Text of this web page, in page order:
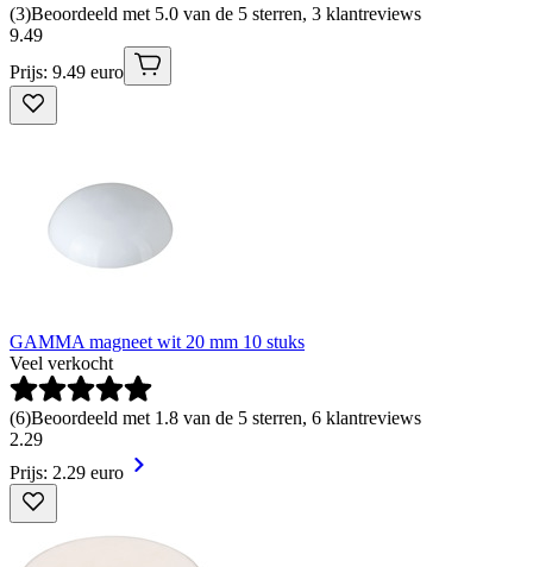
(3)Beoordeeld met 5.0 van de 5 sterren, 3 klantreviews
9.49
Prijs: 9.49 euro
GAMMA magneet wit 20 mm 10 stuks
Veel verkocht
(6)Beoordeeld met 1.8 van de 5 sterren, 6 klantreviews
2.29
Prijs: 2.29 euro